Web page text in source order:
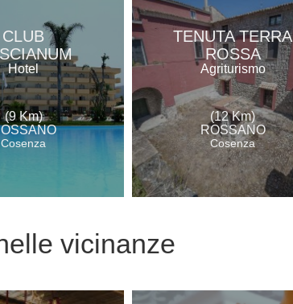
CLUB
Hotel
(9 Km)
Cosenza
TENUTA TERRA
ROSSA
Agriturismo
(12 Km)
ROSSANO
Cosenza
vicinanze